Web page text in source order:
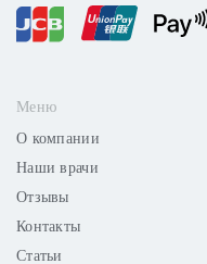
Меню
О компании
Наши врачи
Отзывы
Контакты
Статьи